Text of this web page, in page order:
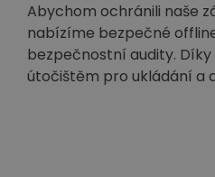
Abychom ochránili naše
nabízíme bezpečné
bezpečnostní audity.
útočištěm pro ukládání a